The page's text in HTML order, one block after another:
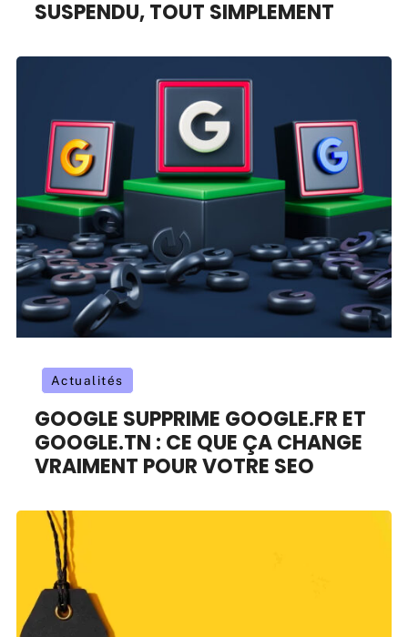
SUSPENDU, TOUT SIMPLEMENT
Actualités
GOOGLE SUPPRIME GOOGLE.FR ET
GOOGLE.TN : CE QUE ÇA CHANGE
VRAIMENT POUR VOTRE SEO